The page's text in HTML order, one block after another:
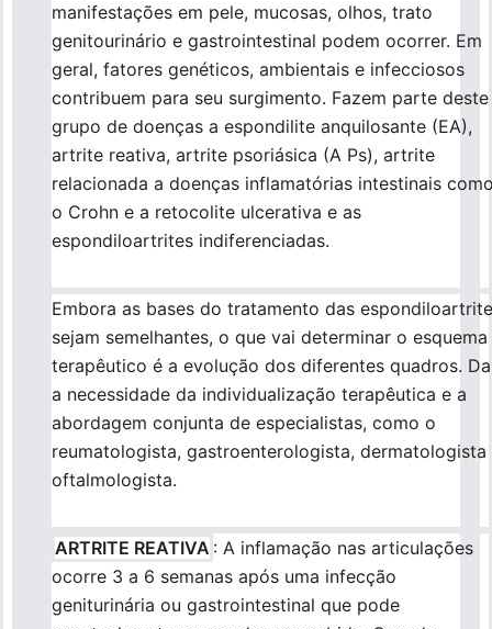
Para você
Para empresas
Profissionais da saúde
manifestações em pele, mucosas, olhos, trato
genitourinário e gastrointestinal podem ocorrer. Em
geral, fatores genéticos, ambientais e infecciosos
contribuem para seu surgimento. Fazem parte deste
grupo de doenças a espondilite anquilosante (EA),
artrite reativa, artrite psoriásica (A Ps), artrite
relacionada a doenças inflamatórias intestinais
o Crohn e a retocolite ulcerativa e as
espondiloartrites indiferenciadas.
Embora as bases do tratamento das
sejam semelhantes, o que vai determinar o esquema
terapêutico é a evolução dos diferentes quadros.
a necessidade da individualização terapêutica e a
abordagem conjunta de especialistas, como o
reumatologista, gastroenterologista, dermatologista
oftalmologista.
ARTRITE REATIVA : A inflamação nas articulações
ocorre 3 a 6 semanas após uma infecção
geniturinária ou gastrointestinal que pode